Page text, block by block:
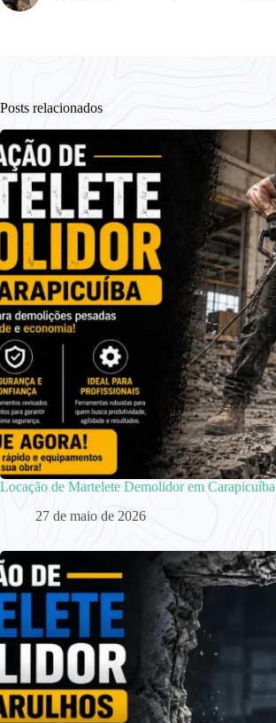
Posts relacionados
Locação de Martelete Demolidor em Carapicuíba
27 de maio de 2026